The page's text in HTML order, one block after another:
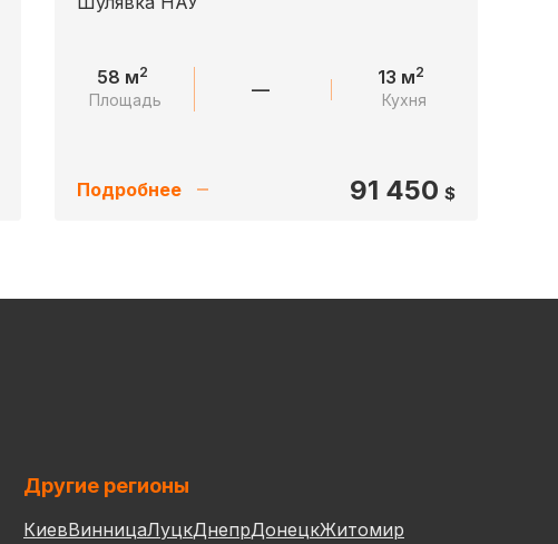
58 м2
Площадь —
13 м2
Кухня
Подробнее 91 450 $
Другие регионы
КиевВинницаЛуцкДнепрДонецкЖитомир